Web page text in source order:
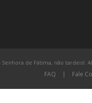
Senhora de Fátima, não tardeis!.
FAQ | Fale